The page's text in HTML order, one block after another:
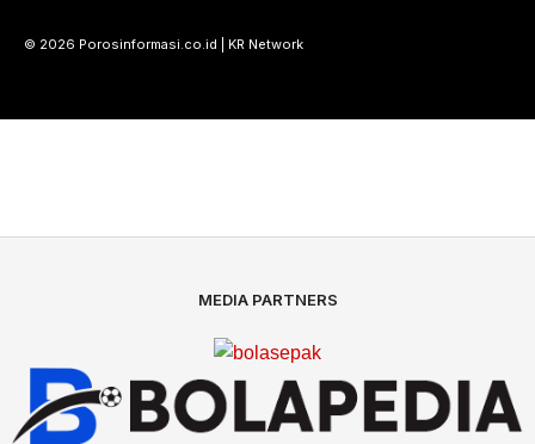
© 2026 Porosinformasi.co.id | KR Network
MEDIA PARTNERS